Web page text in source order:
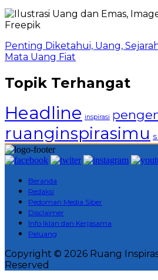
Penting Diketahui, Uang,
Mata Uang Fiat
Topik Terhangat
Headline inspirasi
ruanginspirasimu
Beranda
Redaksi
Pedoman Media Siber
Disclaimer
Info Iklan dan Kerjasama
Peluang
Copyright © 2026 Ruang
Reserved